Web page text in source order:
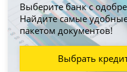
Выберите банк с
Найдите самые
пакетом документов!
Выбрать